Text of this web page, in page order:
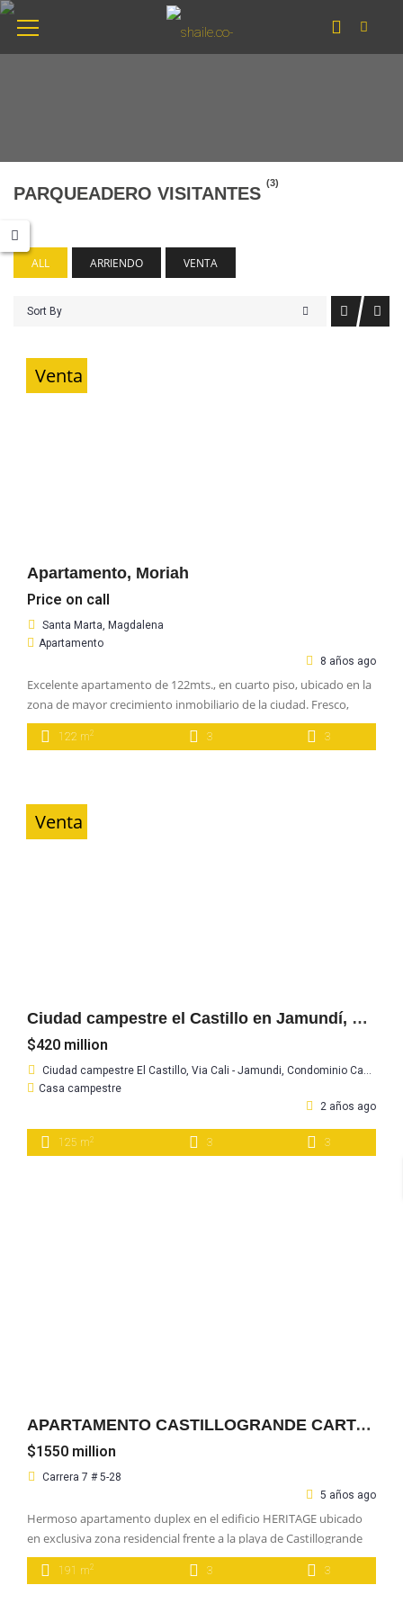
PARQUEADERO VISITANTES
(3)
ALL ARRIENDO VENTA
Sort By
Venta
Apartamento, Moriah
Price on call
Santa Marta, Magdalena
Apartamento
8 años ago
Excelente apartamento de 122mts., en cuarto piso, ubicado en la
zona de mayor crecimiento inmobiliario de la ciudad. Fresco,
iluminado, con vista exterior y excelentes acabados; este
apartamento dispone de 3 alcobas, 3 baños, cocina abierta, área
nuevos. El edificio cuenta con […]
122 m2 3 3
Venta
Ciudad campestre el Castillo en Jamundí, gran oportunidad
$420 million
Ciudad campestre El Castillo, Via Cali - Jamundi, Condominio Camelias, Casa 38
Casa campestre
2 años ago
125 m2 3 3
APARTAMENTO CASTILLOGRANDE CARTAGENA
$1550 million
Carrera 7 # 5-28
5 años ago
Hermoso apartamento duplex en el edificio HERITAGE ubicado
en exclusiva zona residencial frente a la playa de Castillogrande
en Cartagena; area privada de 190 m2, cómodas zona social que
cuenta con juegos infantiles, completo gimnasio, piscina con vista
191 m2 3 3